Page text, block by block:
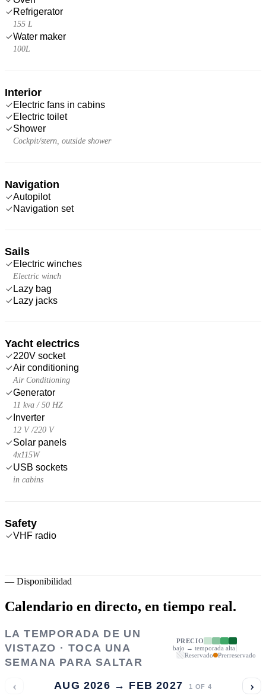
Refrigerator
155 L
Water maker
100L
Interior
Electric fans in cabins
Electric toilet
Shower
Cockpit/stern, outside shower
Navigation
Autopilot
Navigation set
Sails
Electric winches
Electric winch
Lazy bag
Lazy jacks
Yacht electrics
220V socket
Air conditioning
Air Conditioning
Generator
11 kva / 50 HZ
Inverter
12 V /220 V
Solar panels
4x115W
USB sockets
in cabins
Safety
VHF radio
— Disponibilidad
Calendario en directo, en tiempo real.
LA TEMPORADA DE UN
VISTAZO · TOCA UNA
SEMANA PARA SALTAR
PRECIO
bajo → temporada alta
Reservado
Prerreservado
‹ AUG 2026 → FEB 2027 1 OF 4 ›